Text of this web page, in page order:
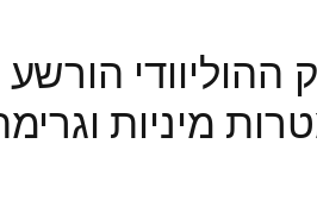
מיניות